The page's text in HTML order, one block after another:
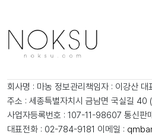
회사명 : 마농 정보관리책임자 : 이강산 대
주소 : 세종특별자치시 금남면 국실길 40
사업자등록번호 : 107-11-98607 통신판
대표전화 : 02-784-9181 이메일 :